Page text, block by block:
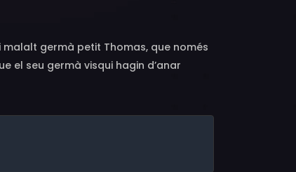
germà petit Thomas, que només
el seu germà visqui hagin d’anar
de la seva família, la implacable